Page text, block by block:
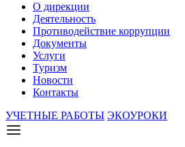
О дирекции
Деятельность
Противодействие коррупции
Документы
Услуги
Туризм
Новости
Контакты
УЧЕТНЫЕ РАБОТЫ ЭКОУРОКИ